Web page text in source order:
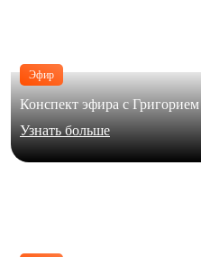
Эфир
Конспект эфира с
Узнать больше